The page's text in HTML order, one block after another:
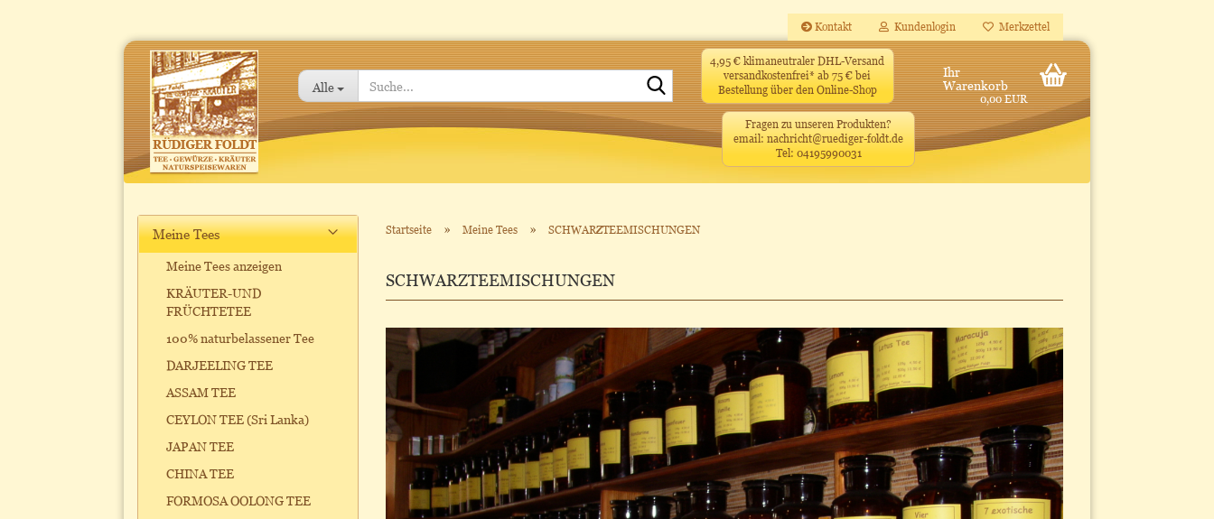
Kontakt Kundenlogin Merkzettel
Alle
Suche...
4,95 € klimaneutraler DHL-Versand
versandkostenfrei* ab 75 € bei
Bestellung über den Online-Shop
Fragen zu unseren Produkten?
email: nachricht@ruediger-foldt.de
Tel: 04195990031
Ihr
Warenkorb
0,00 EUR
Startseite » Meine Tees » SCHWARZTEEMISCHUNGEN
SCHWARZTEEMISCHUNGEN
Meine Tees
Meine Tees anzeigen
KRÄUTER-UND
FRÜCHTETEE
100% naturbelassener Tee
DARJEELING TEE
ASSAM TEE
CEYLON TEE (Sri Lanka)
JAPAN TEE
CHINA TEE
FORMOSA OOLONG TEE